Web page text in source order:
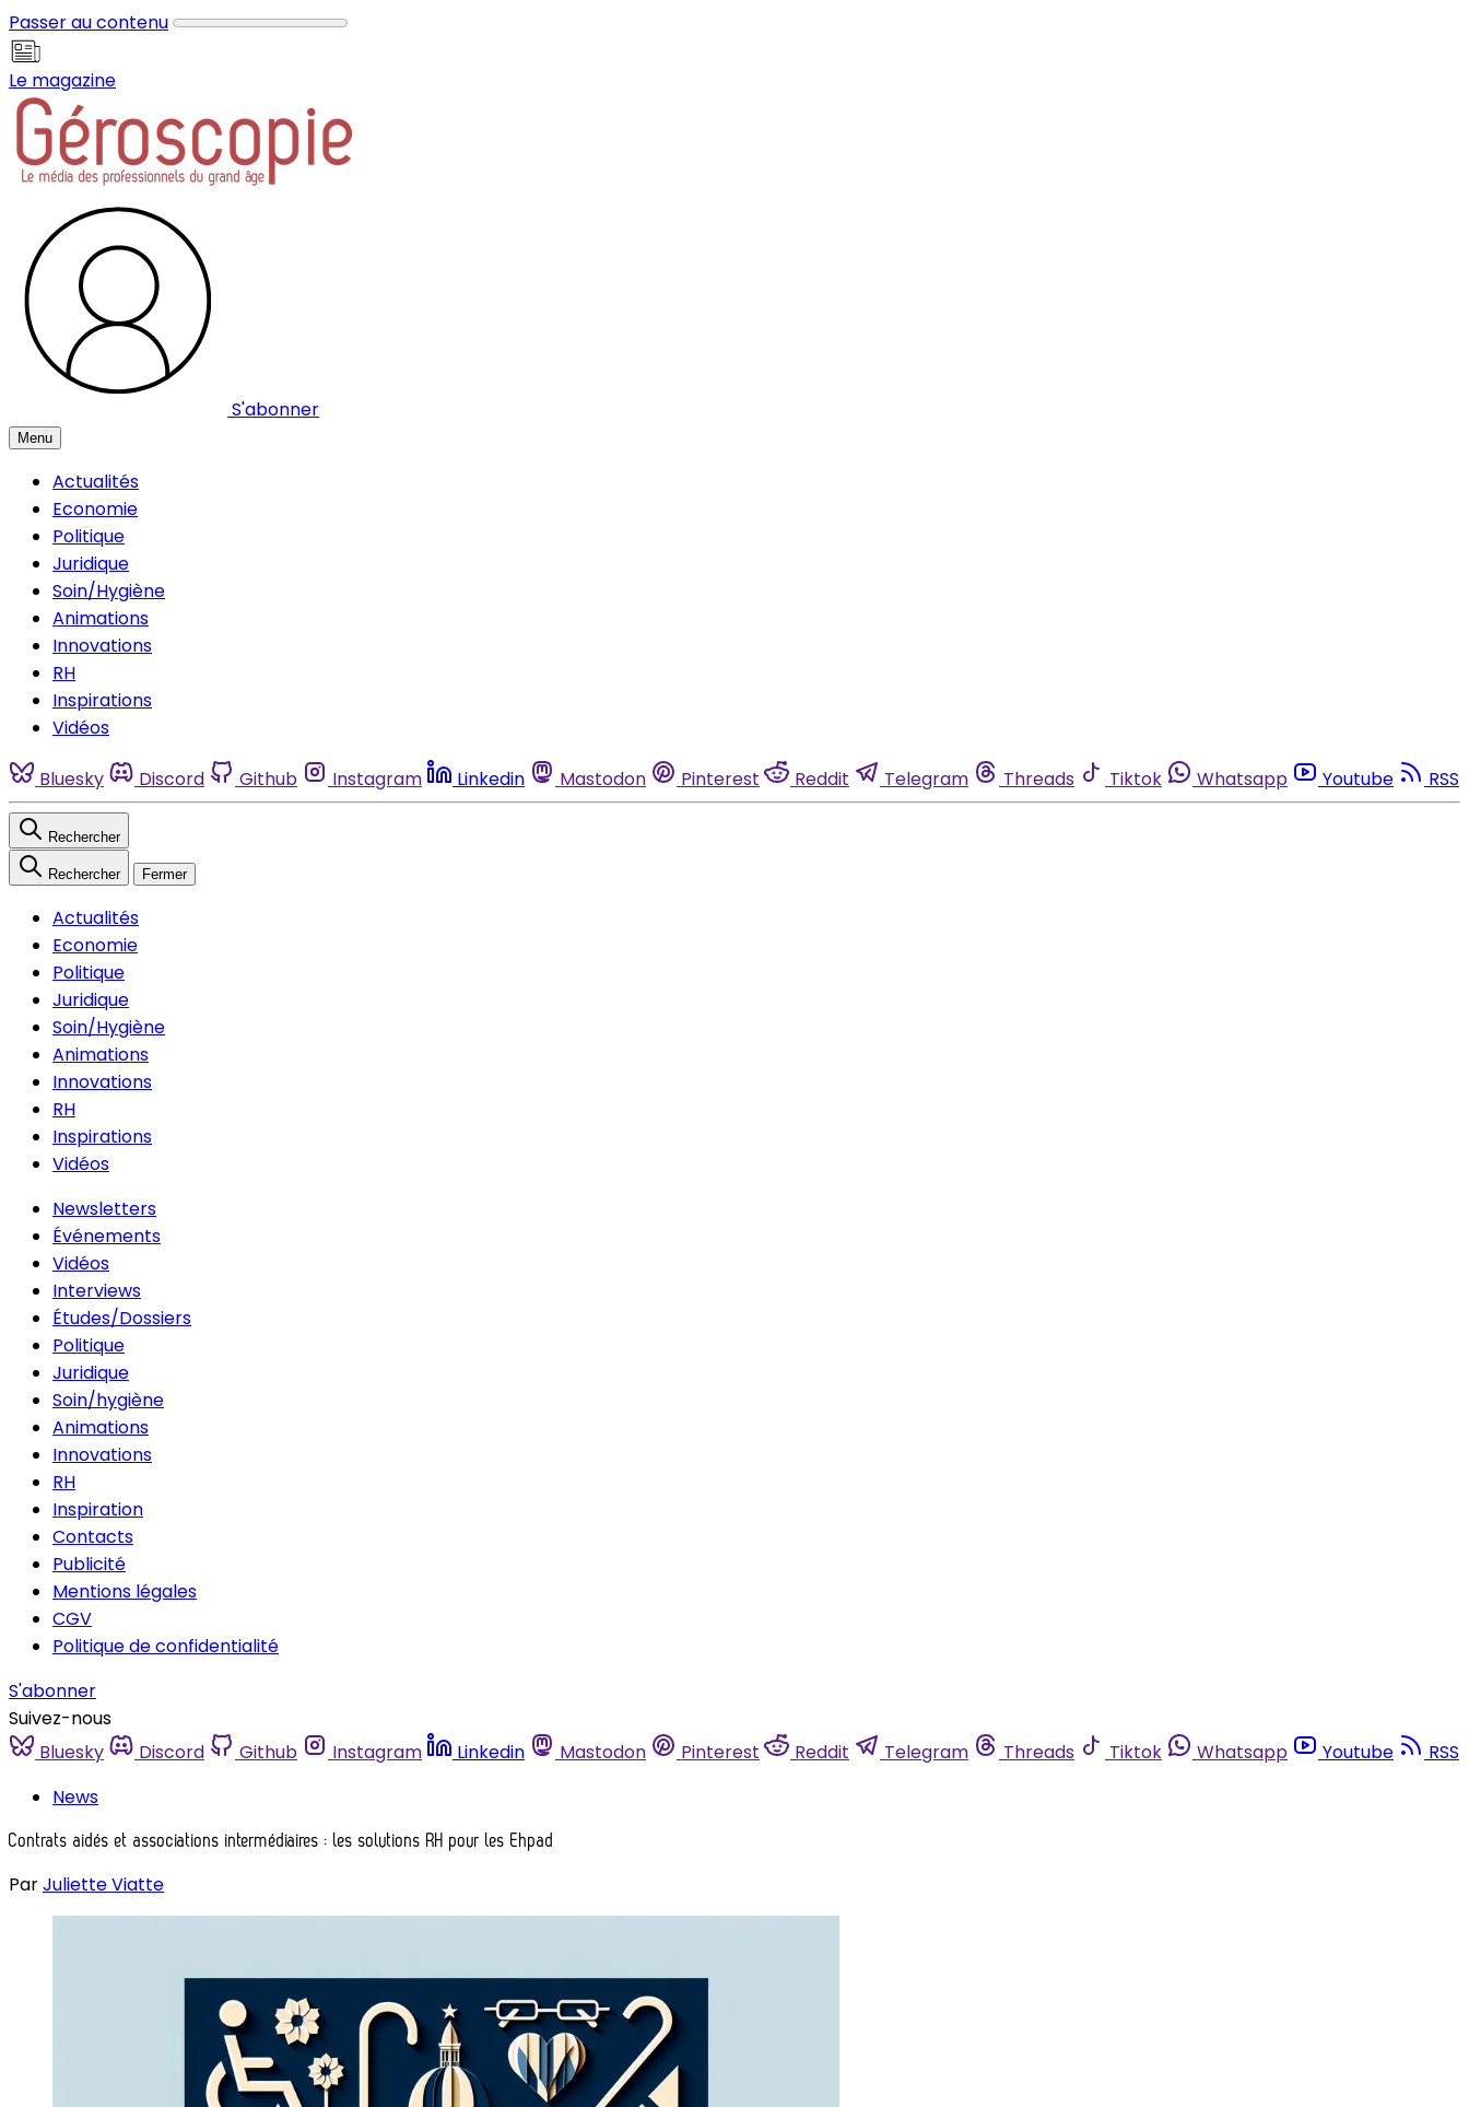
Passer au contenu
Le magazine
S'abonner
Menu
Actualités
Economie
Politique
Juridique
Soin/Hygiène
Animations
Innovations
RH
Inspirations
Vidéos
Bluesky Discord Github Instagram Linkedin Mastodon Pinterest Reddit Telegram Threads Tiktok Whatsapp Youtube RSS
Rechercher
Rechercher Fermer
Actualités
Economie
Politique
Juridique
Soin/Hygiène
Animations
Innovations
RH
Inspirations
Vidéos
Newsletters
Événements
Vidéos
Interviews
Études/Dossiers
Politique
Juridique
Soin/hygiène
Animations
Innovations
RH
Inspiration
Contacts
Publicité
Mentions légales
CGV
Politique de confidentialité
S'abonner
Suivez-nous
Bluesky
Discord Github Instagram Linkedin Mastodon Pinterest Reddit Telegram Threads Tiktok Whatsapp Youtube
RSS
News
Contrats aidés et associations intermédiaires : les solutions RH pour les Ehpad
ParJuliette Viatte
Panneau de gestion des cookies